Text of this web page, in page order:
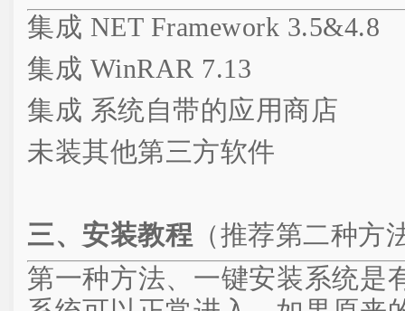
集成 NET Framework 3.5&4.8
集成 WinRAR 7.13
集成 系统自带的应用商店
未装其他第三方软件
三、安装教程 （推荐第二种方
第一种方法、一键安装系统是